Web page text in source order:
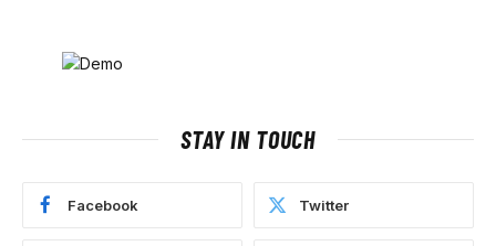
STAY IN TOUCH
Facebook Twitter